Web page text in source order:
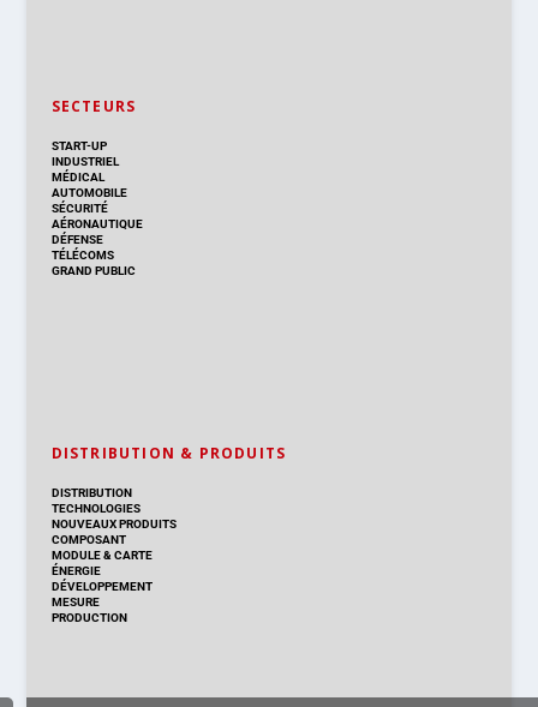
SECTEURS
START-UP
INDUSTRIEL
MÉDICAL
AUTOMOBILE
SÉCURITÉ
AÉRONAUTIQUE
DÉFENSE
TÉLÉCOMS
GRAND PUBLIC
DISTRIBUTION & PRODUITS
DISTRIBUTION
TECHNOLOGIES
NOUVEAUX PRODUITS
COMPOSANT
MODULE & CARTE
ÉNERGIE
DÉVELOPPEMENT
MESURE
PRODUCTION